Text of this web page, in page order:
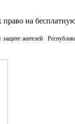
на
жителей